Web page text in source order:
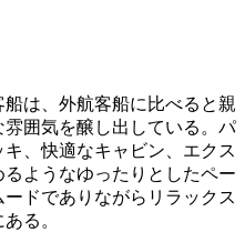
は、外航客船に比べると親
囲気を醸し出している。パ
、快適なキャビン、エクス
ようなゆったりとしたペー
ドでありながらリラックス
る。